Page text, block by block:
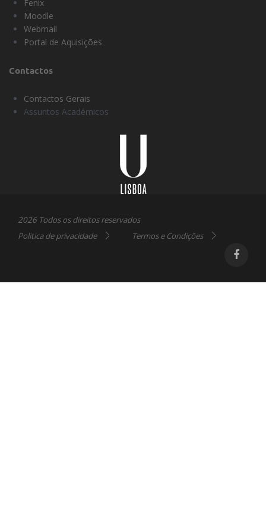
Fenix
Moodle
Webmail
Portal de Aquisições
Contactos
Contactos Gerais
Assuntos Académicos
2026 Todos os direitos reservados
Politica de privacidade
Termos e Condições